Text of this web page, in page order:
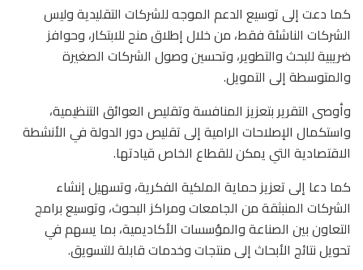
كما دعت إلى توسيع الدعم الموجه للشركات التقليدية وليس
الشركات الناشئة فقط، من خلال إطلاق منح للابتكار، وحوافز
ضريبية للبحث والتطوير، وتحسين وصول الشركات الصغيرة
والمتوسطة إلى التمويل.
وأوصى التقرير بتعزيز المنافسة وتقليص العوائق التنظيمية،
واستكمال الإصلاحات الرامية إلى تقليص دور الدولة في الأنشطة
الاقتصادية التي يمكن للقطاع الخاص قيادتها.
كما دعا إلى تعزيز حماية الملكية الفكرية، وتسهيل إنشاء
الشركات المنبثقة من الجامعات ومراكز البحوث، وتوسيع برامج
التعاون بين الصناعة والمؤسسات الأكاديمية، بما يسهم في
تحويل نتائج الأبحاث إلى منتجات وخدمات قابلة للتسويق.